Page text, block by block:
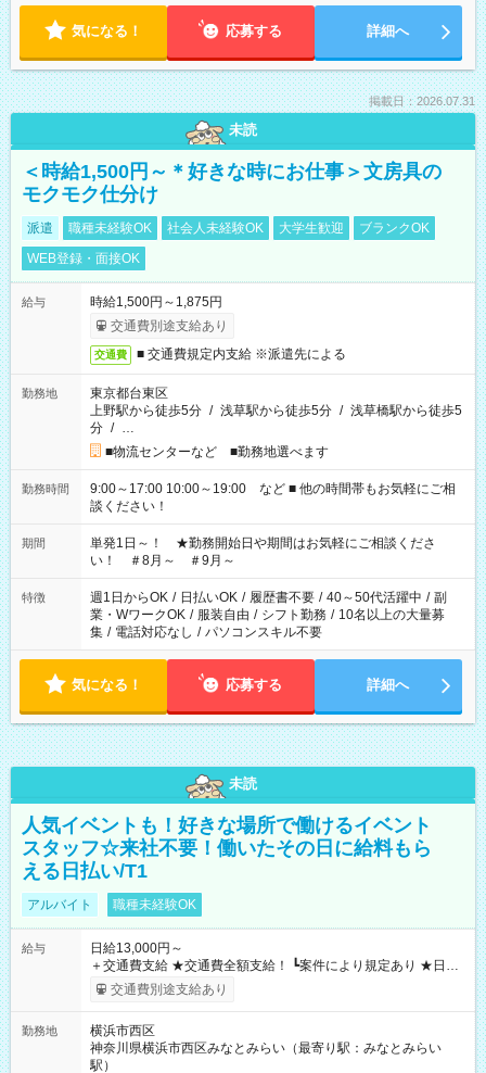
気になる！ 応募する 詳細へ
掲載日：2026.07.31
未読
＜時給1,500円～＊好きな時にお仕事＞文房具の
モクモク仕分け
派遣 職種未経験OK 社会人未経験OK 大学生歓迎
ブランクOK
WEB登録・面接OK
給与
時給1,500円～1,875円
交通費別途支給あり
交通費 ■ 交通費規定内支給 ※派遣先による
勤務地
東京都台東区
上野駅から徒歩5分 / 浅草駅から徒歩5分 / 浅草橋駅から徒歩5
分 / …
■物流センターなど ■勤務地選べます
勤務時間
9:00～17:00 10:00～19:00 など ■ 他の時間帯もお気軽にご相
談ください！
期間
単発1日～！ ★勤務開始日や期間はお気軽にご相談くださ
い！ ＃8月～ ＃9月～
特徴 週1日からOK / 日払いOK / 履歴書不要 / 40～50代活躍中 / 副
業・WワークOK / 服装自由 / シフト勤務 / 10名以上の大量募
集 / 電話対応なし / パソコンスキル不要
気になる！ 応募する 詳細へ
未読
人気イベントも！好きな場所で働けるイベント
スタッフ☆来社不要！働いたその日に給料もら
える日払い/T1
アルバイト 職種未経験OK
給与
日給13,000円～
＋交通費支給 ★交通費全額支給！ ┗案件により規定あり ★日払
いOK！（規定あり） ┗働いたその日に現金GET♪ お仕事後はコ
ンビニATMから 日払い分を引き落とせます！ 【試用期間】試
交通費別途支給あり
勤務地
横浜市西区
神奈川県横浜市西区みなとみらい（最寄り駅：みなとみらい
駅）